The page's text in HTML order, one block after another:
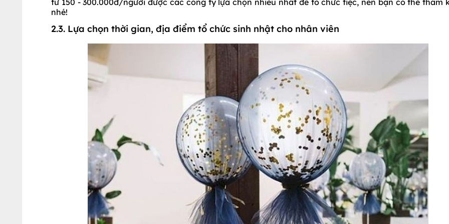
từ 150 - 300.000đ/người được các công ty lựa chọn nhiều nhất để tổ chức tiệc, nên bạn có thể tham
nhé!
2.3. Lựa chọn thời gian, địa điểm tổ chức sinh nhật cho nhân viên